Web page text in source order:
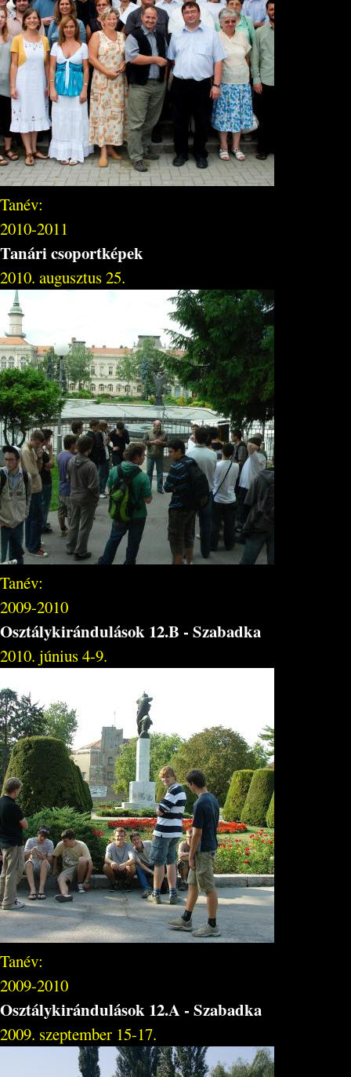
Tanév:
2010-2011
Tanári csoportképek
2010. augusztus 25.
Tanév:
2009-2010
Osztálykirándulások 12.B - Szabadka
2010. június 4-9.
Tanév:
2009-2010
Osztálykirándulások 12.A - Szabadka
2009. szeptember 15-17.